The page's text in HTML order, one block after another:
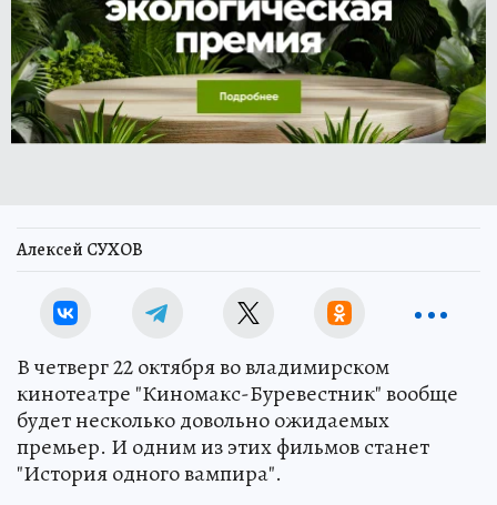
Алексей СУХОВ
В четверг 22 октября во владимирском
кинотеатре "Киномакс-Буревестник" вообще
будет несколько довольно ожидаемых
премьер. И одним из этих фильмов станет
"История одного вампира".